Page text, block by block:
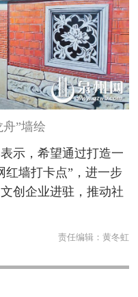
”墙绘
示，希望通过打造一
红墙打卡点”，进一步
创企业进驻，推动社
责任编辑： 黄冬虹